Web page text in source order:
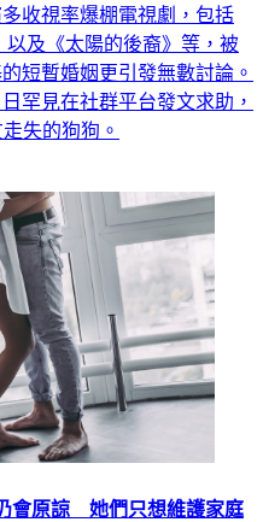
收視率爆棚電視劇，包括
以及《太陽的後裔》等，被
短暫婚姻更引發無數討論。
罕見在社群平台發文求助，
失的狗狗。
會原諒 她們只想維護家庭